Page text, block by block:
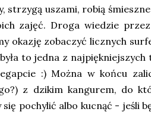
strzygą uszami, robią
zajęć. Droga wiedzie
okazję zobaczyć licznych
to jedna z najpiękniejszych
:) Można w końcu
z dzikim kangurem, do
się pochylić albo kucnąć - jeśli